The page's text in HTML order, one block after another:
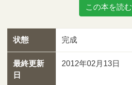
この本を読む
状態 完成
最終更新
日
2012年02月13日